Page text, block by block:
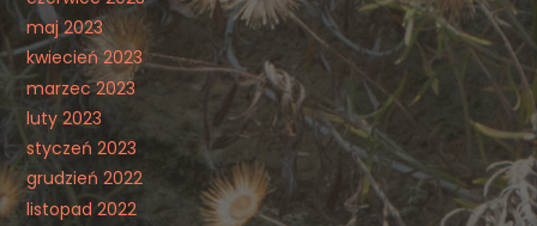
maj 2023
kwiecień 2023
marzec 2023
luty 2023
styczeń 2023
grudzień 2022
listopad 2022